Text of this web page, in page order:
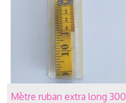
Mètre ruban extra long 300